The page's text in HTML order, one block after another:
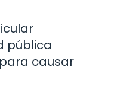
pública
causar